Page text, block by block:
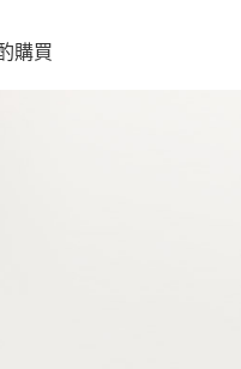
你分期」於每月結算日後寄送繳費提
超商條碼／台灣大直營門市／銀行轉
路繳費。
司」（以下簡稱本公司）所提供，讓
或服務，並由商店將買賣／分期付
用本公司帳單繳交帳款。
之契約關係目的，商店將以您的個人
台灣大哥大進項蒐集、處理及利
需資料之確認、核對及更正。
：
款。
額後，即可完成結帳。
知簡訊。
此簡訊中的連結，可透過四大超商
款，方視為交易完成。
繳費，但若您需要取消訂單，請聯
之訂單仍視為有效，需透過AFTEE
」之結帳頁面顯示為準，若有關於
相關疑問，請聯繫「AFTEE先享後
之「AFTEE先享後付」服務完成之
運費
)免運費
)免運費
風購買